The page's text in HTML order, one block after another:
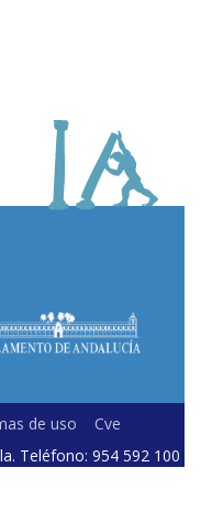
de uso
Cve
Teléfono: 954 592 100